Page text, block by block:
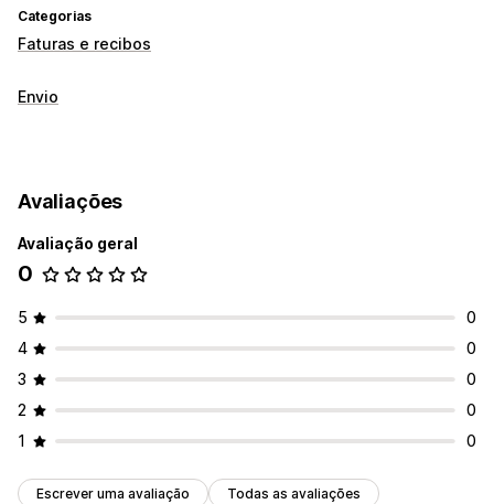
Categorias
Faturas e recibos
Envio
Avaliações
Avaliação geral
0
5
0
4
0
3
0
2
0
1
0
Escrever uma avaliação Todas as avaliações